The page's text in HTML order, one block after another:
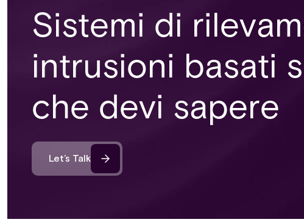
Sistemi di
intrusioni basati
che devi sapere
Let’s Talk